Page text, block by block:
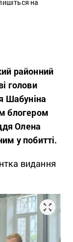
на
районний
голови
Шабуніна
блогером
Олена
у побитті.
видання